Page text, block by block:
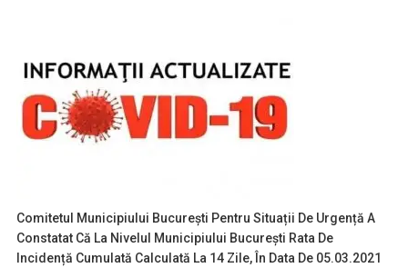
Comitetul Municipiului București Pentru Situații De Urgență A
Constatat Că La Nivelul Municipiului București Rata De
Incidență Cumulată Calculată La 14 Zile, În Data De 05.03.2021